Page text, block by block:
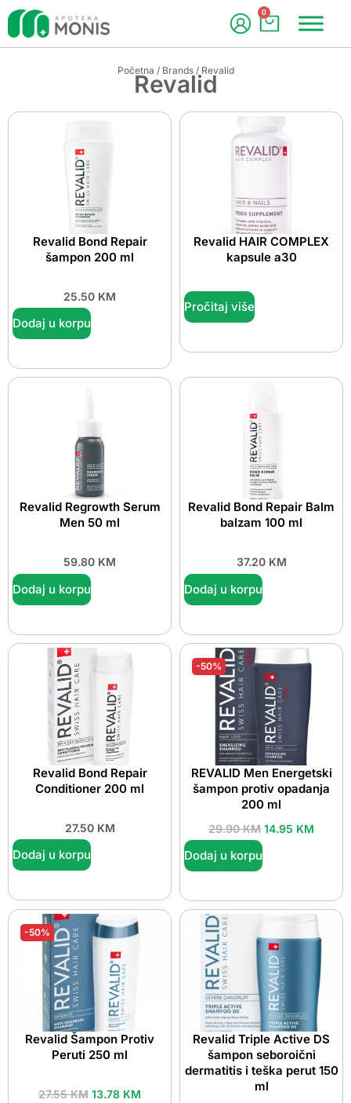
0
Početna / Brands/ Revalid
Revalid
Revalid Bond Repair
šampon 200 ml
25.50 KM
Dodaj u korpu
Revalid HAIR COMPLEX
kapsule a30
Pročitaj više
Revalid Regrowth Serum
Men 50 ml
59.80 KM
Dodaj u korpu
Revalid Bond Repair Balm
balzam 100 ml
37.20 KM
Dodaj u korpu
Revalid Bond Repair
Conditioner 200 ml
27.50 KM
Dodaj u korpu
-50%
REVALID Men Energetski
šampon protiv opadanja
200 ml
29.90KM 14.95 KM
Dodaj u korpu
-50%
Revalid Šampon Protiv
Peruti 250 ml
27.55KM 13.78 KM
Revalid Triple Active DS
šampon seboroični
dermatitis i teška perut 150
ml